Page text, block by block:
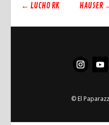
← LUCHO RK HAUSER
© El